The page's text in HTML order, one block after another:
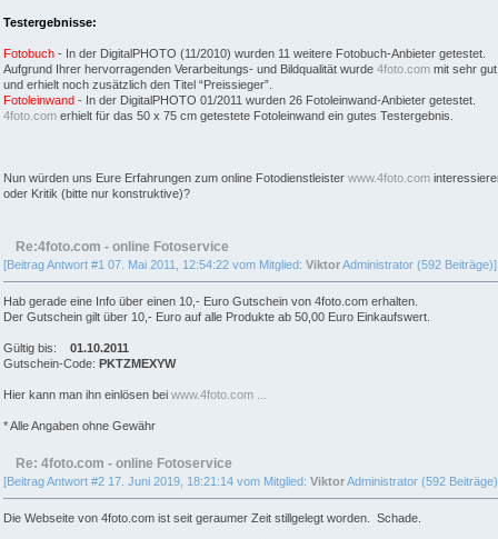
Testergebnisse:
Fotobuch - In der DigitalPHOTO (11/2010) wurden 11 weitere Fotobuch-Anbieter getestet.
Aufgrund Ihrer hervorragenden Verarbeitungs- und Bildqualität wurde 4foto.com mit sehr
und erhielt noch zusätzlich den Titel “Preissieger”.
Fotoleinwand - In der DigitalPHOTO 01/2011 wurden 26 Fotoleinwand-Anbieter getestet.
4foto.com erhielt für das 50 x 75 cm getestete Fotoleinwand ein gutes Testergebnis.
Nun würden uns Eure Erfahrungen zum online Fotodienstleister www.4foto.com
oder Kritik (bitte nur konstruktive)?
Re:4foto.com - online Fotoservice
[Beitrag Antwort #1 07. Mai 2011, 12:54:22 vom Mitglied: ViktorAdministrator (592 Beiträge)]
Hab gerade eine Info über einen 10,- Euro Gutschein von 4foto.com erhalten.
Der Gutschein gilt über 10,- Euro auf alle Produkte ab 50,00 Euro Einkaufswert.
Gültig bis: 01.10.2011
Gutschein-Code: PKTZMEXYW
Hier kann man ihn einlösen bei www.4foto.com ...
* Alle Angaben ohne Gewähr
Re: 4foto.com - online Fotoservice
[Beitrag Antwort #2 17. Juni 2019, 18:21:14 vom Mitglied: ViktorAdministrator (592
Die Webseite von 4foto.com ist seit geraumer Zeit stillgelegt worden. Schade.